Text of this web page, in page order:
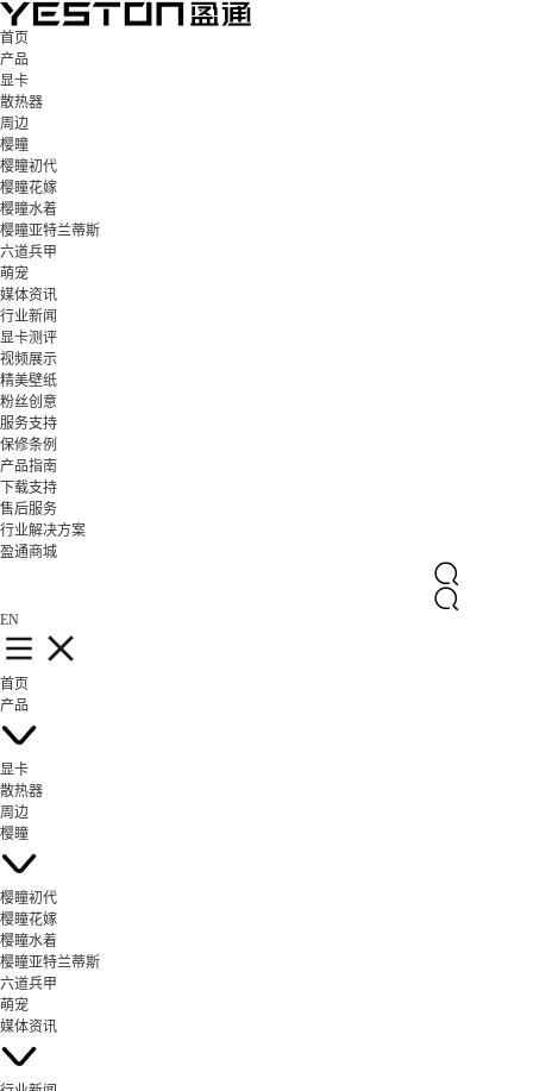
首页
产品
显卡
散热器
周边
樱瞳
樱瞳初代
樱瞳花嫁
樱瞳水着
樱瞳亚特兰蒂斯
六道兵甲
萌宠
媒体资讯
行业新闻
显卡测评
视频展示
精美壁纸
粉丝创意
服务支持
保修条例
产品指南
下载支持
售后服务
行业解决方案
盈通商城
EN
首页
产品
显卡
散热器
周边
樱瞳
樱瞳初代
樱瞳花嫁
樱瞳水着
樱瞳亚特兰蒂斯
六道兵甲
萌宠
媒体资讯